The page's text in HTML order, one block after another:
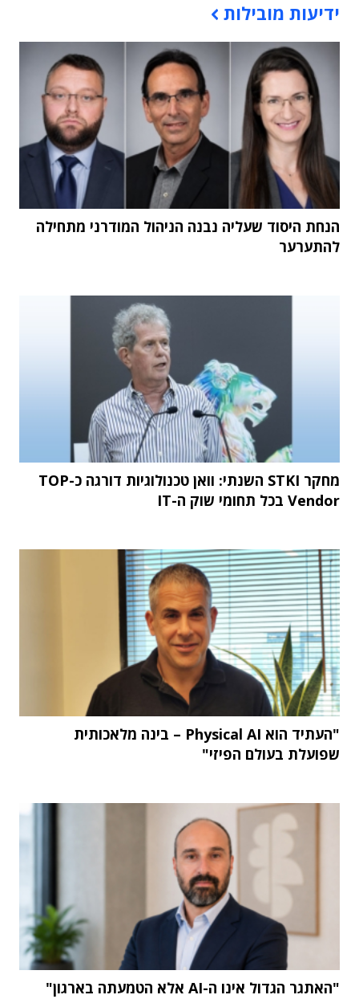
ידיעות מובילות
הנחת היסוד שעליה נבנה הניהול המודרני מתחילה
להתערער
מחקר STKI השנתי: וואן טכנולוגיות דורגה כ-TOP
Vendor בכל תחומי שוק ה-IT
"העתיד הוא Physical AI – בינה מלאכותית
שפועלת בעולם הפיזי"
"האתגר הגדול אינו ה-AI אלא הטמעתה בארגון"